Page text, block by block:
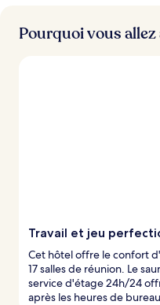
Pourquoi vous
Travail et jeu
Cet hôtel offre le confort
17 salles de réunion. Le
service d'étage 24h/24
après les heures de bureau.